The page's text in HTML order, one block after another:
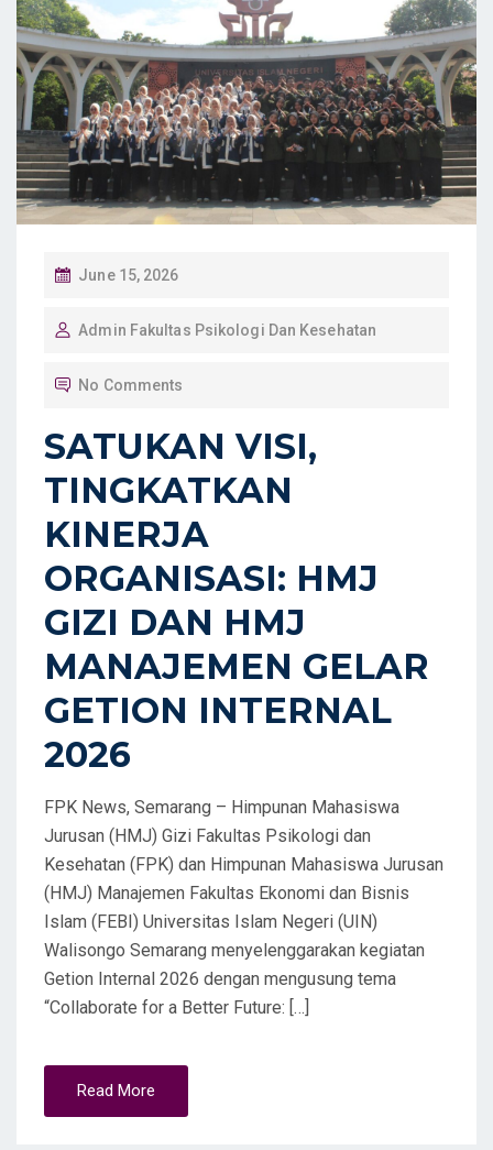
P
S
O
June 15, 2026
Admin Fakultas Psikologi Dan Kesehatan
No Comments
SATUKAN VISI,
TINGKATKAN
KINERJA
ORGANISASI: HMJ
GIZI DAN HMJ
MANAJEMEN GELAR
GETION INTERNAL
2026
FPK News, Semarang – Himpunan Mahasiswa
Jurusan (HMJ) Gizi Fakultas Psikologi dan
Kesehatan (FPK) dan Himpunan Mahasiswa Jurusan
(HMJ) Manajemen Fakultas Ekonomi dan Bisnis
Islam (FEBI) Universitas Islam Negeri (UIN)
Walisongo Semarang menyelenggarakan kegiatan
Getion Internal 2026 dengan mengusung tema
“Collaborate for a Better Future: […]
Read More